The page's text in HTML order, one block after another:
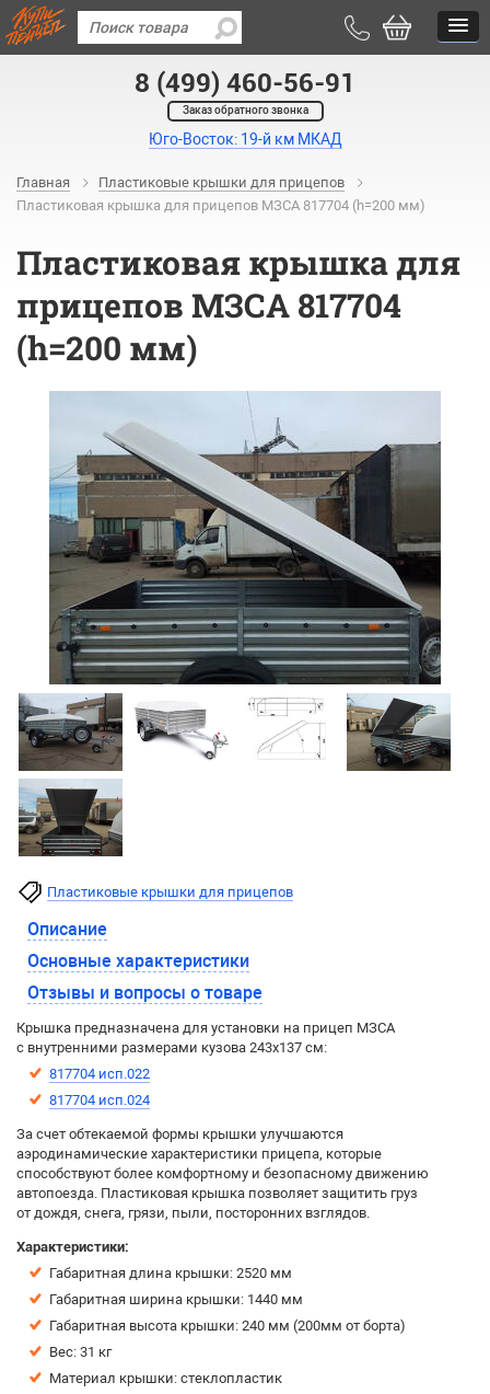
8 (499) 460-56-91
Заказ обратного звонка
Юго-Восток: 19-й км МКАД
Главная
Пластиковые крышки для прицепов
Пластиковая крышка для прицепов МЗСА 817704 (h=200 мм)
Пластиковая крышка для
прицепов МЗСА 817704
(h=200 мм)
Пластиковые крышки для прицепов
Описание
Основные характеристики
Отзывы и вопросы о товаре
Крышка предназначена для установки на прицеп МЗСА
с внутренними размерами кузова 243x137 см:
817704 исп.022
817704 исп.024
За счет обтекаемой формы крышки улучшаются
аэродинамические характеристики прицепа, которые
способствуют более комфортному и безопасному движению
автопоезда. Пластиковая крышка позволяет защитить груз
от дождя, снега, грязи, пыли, посторонних взглядов.
Характеристики:
Габаритная длина крышки: 2520 мм
Габаритная ширина крышки: 1440 мм
Габаритная высота крышки: 240 мм (200мм от борта)
Вес: 31 кг
Материал крышки: стеклопластик